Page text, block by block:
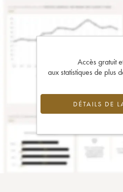
Accès gratuit
aux statistiques de plus
DÉTAILS DE